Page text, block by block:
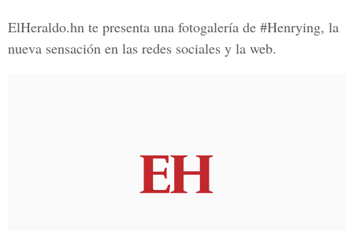
ElHeraldo.hn te presenta una fotogalería de #Henrying, la
nueva sensación en las redes sociales y la web.